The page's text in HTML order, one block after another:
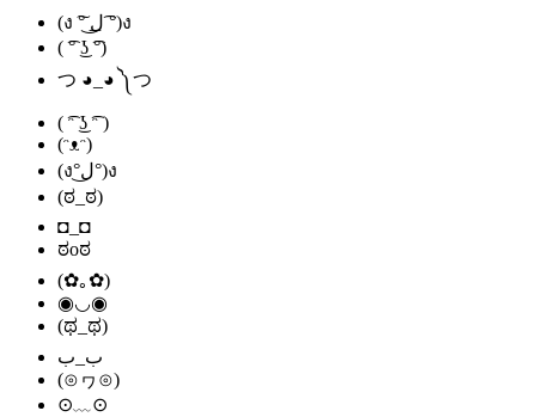
(ง ͠° ͟ل͜ ͡°)ง
( ͡° ͜ʖ ͡°)
つ ◕_◕ ༽つ
( ͡ᵔ ͜ʖ ͡ᵔ )
(ᵔᴥᵔ)
(ง°ل͜°)ง
(ಠ_ಠ)
◘_◘
ಠoಠ
(✿｡✿)
◉◡◉
(ಥ_ಥ)
ب_ب
(⊙ヮ⊙)
⊙﹏⊙